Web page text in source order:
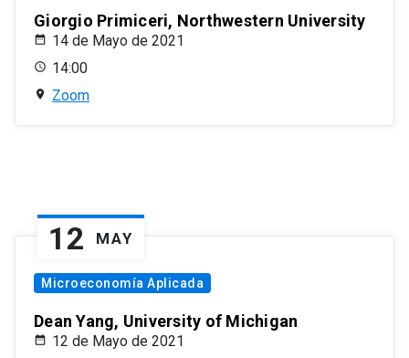
Giorgio Primiceri, Northwestern University
14 de Mayo de 2021
14:00
Zoom
12 MAY
Microeconomía Aplicada
Dean Yang, University of Michigan
12 de Mayo de 2021